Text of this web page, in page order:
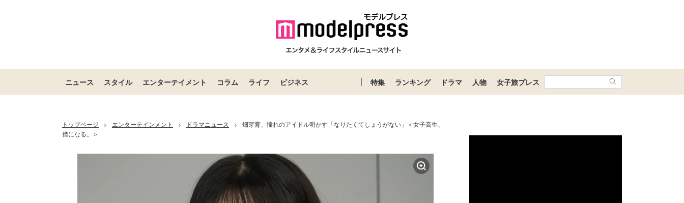
ニュース スタイル エンターテイメント コラム ライフ ビジネス 特集 ランキング ドラマ 人物 女子旅プレス
トップページ > エンターテインメント > ドラマニュース >
畑芽育、憧れのアイドル明かす「なりたくてしょうがない」＜女子高生、
僧になる。＞